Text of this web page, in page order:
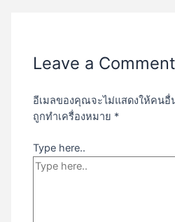
Leave a Comment
อีเมลของคุณจะไม่แสดงให้คนอื่
ถูกทำเครื่องหมาย *
Type here..